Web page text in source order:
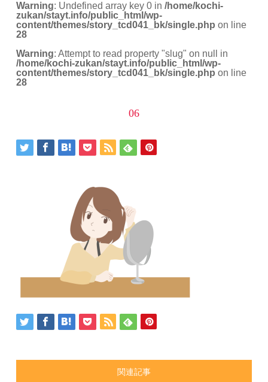
Warning: Undefined array key 0 in/home/kochi-
zukan/stayt.info/public_html/wp-
content/themes/story_tcd041_bk/single.php on line
28
Warning: Attempt to read property "slug" on null in
/home/kochi-zukan/stayt.info/public_html/wp-
content/themes/story_tcd041_bk/single.php on line
28
06
関連記事